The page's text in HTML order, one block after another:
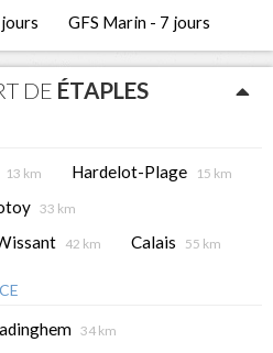
GFS Marin - 7 jours
DE ÉTAPLES
13 km Hardelot-Plage 15 km
33 km
42 km Calais 55 km
34 km